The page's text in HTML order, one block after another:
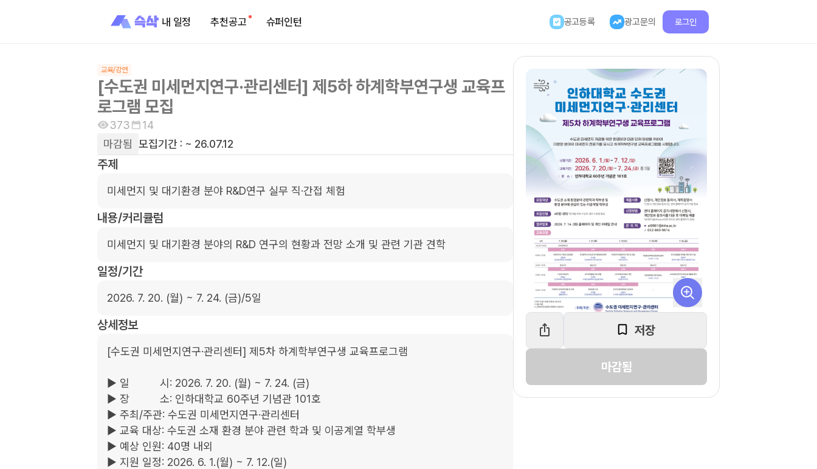
내 일정 추천공고 슈퍼인턴 공고등록 광고문의 로그인
교육/강연
[수도권 미세먼지연구·관리센터] 제5하 하계학부연구생 교육프
로그램 모집
373
14
마감됨 모집기간 : ~ 26.07.12
주제
미세먼지 및 대기환경 분야 R&D연구 실무 직·간접 체험
내용/커리큘럼
미세먼지 및 대기환경 분야의 R&D 연구의 현황과 전망 소개 및 관련 기관 견학
일정/기간
2026. 7. 20. (월) ~ 7. 24. (금)/5일
상세정보
[수도권 미세먼지연구·관리센터] 제5차 하계학부연구생 교육프로그램
▶ 일          시: 2026. 7. 20. (월) ~ 7. 24. (금)
▶ 장          소: 인하대학교 60주년 기념관 101호
▶ 주최/주관: 수도권 미세먼지연구·관리센터
▶ 교육 대상: 수도권 소재 환경 분야 관련 학과 및 이공계열 학부생
▶ 예상 인원: 40명 내외
▶ 지원 일정: 2026. 6. 1.(월) ~ 7. 12.(일)
저장
마감됨